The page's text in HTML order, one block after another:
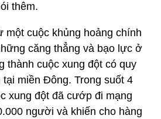
thêm.
một cuộc khủng hoảng chính
căng thẳng và bạo lực ở
thành cuộc xung đột có quy
miền Đông. Trong suốt 4
xung đột đã cướp đi mạng
người và khiến cho hàng